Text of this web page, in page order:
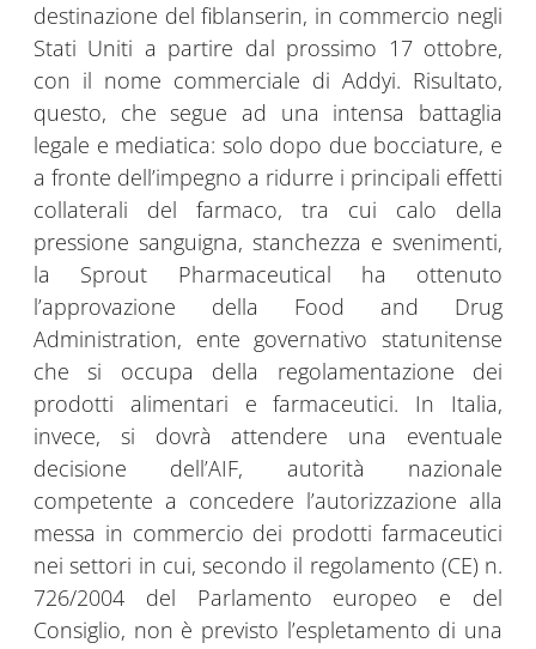
destinazione del fiblanserin, in commercio negli
Stati Uniti a partire dal prossimo 17 ottobre,
con il nome commerciale di Addyi. Risultato,
questo, che segue ad una intensa battaglia
legale e mediatica: solo dopo due bocciature, e
a fronte dell’impegno a ridurre i principali effetti
collaterali del farmaco, tra cui calo della
pressione sanguigna, stanchezza e svenimenti,
la Sprout Pharmaceutical ha ottenuto
l’approvazione della Food and Drug
Administration, ente governativo statunitense
che si occupa della regolamentazione dei
prodotti alimentari e farmaceutici. In Italia,
invece, si dovrà attendere una eventuale
decisione dell’AIF, autorità nazionale
competente a concedere l’autorizzazione alla
messa in commercio dei prodotti farmaceutici
nei settori in cui, secondo il regolamento (CE) n.
726/2004 del Parlamento europeo e del
Consiglio, non è previsto l’espletamento di una